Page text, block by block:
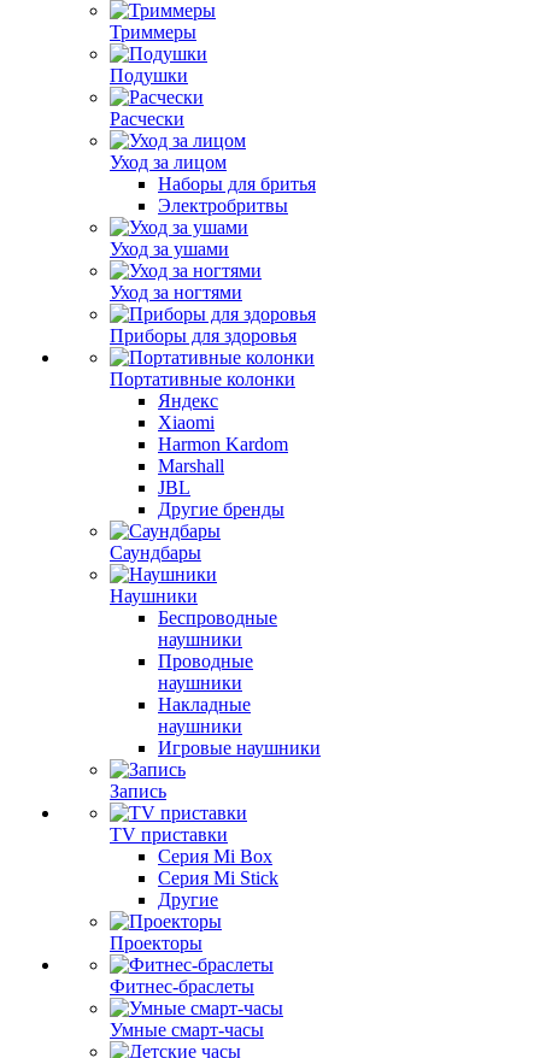
Триммеры
Подушки
Расчески
Уход за лицом
Наборы для бритья
Электробритвы
Уход за ушами
Уход за ногтями
Приборы для здоровья
Портативные колонки
Яндекс
Xiaomi
Harmon Kardom
Marshall
JBL
Другие бренды
Саундбары
Наушники
Беспроводные
наушники
Проводные
наушники
Накладные
наушники
Игровые наушники
Запись
TV приставки
Серия Mi Box
Серия Mi Stick
Другие
Проекторы
Фитнес-браслеты
Умные смарт-часы